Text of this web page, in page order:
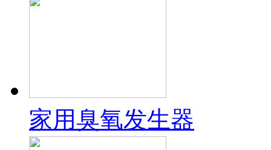
家用臭氧发生器